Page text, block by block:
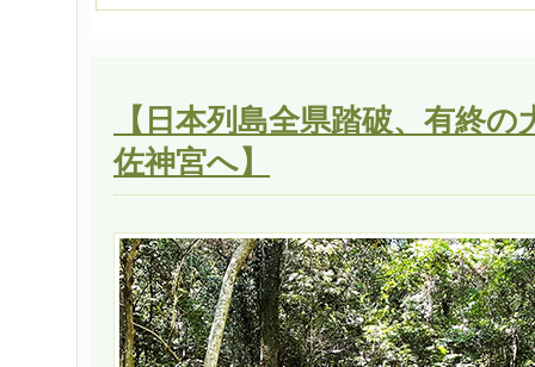
【日本列島全県踏破、有終
佐神宮へ】